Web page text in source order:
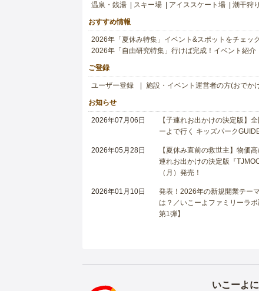
温泉・銭湯
スキー場 アイススケート場 潮干狩り
おすすめ情報
2026年「夏休み特集」イベント&スポットをチェック
2026年「自由研究特集」行けば完成！イベント紹介
ご登録
ユーザー登録 施設・イベント運営者の方(おでか
お知らせ
2026年07月06日
【子連れお出かけの決定版】
ーよで行く キッズパーク
2026年05月28日
【夏休み直前の救世主】物価
連れお出かけの決定版『
（月）発売！
2026年01月10日
発表！2026年の新規開業テー
は？／いこーよファミリーラ
第1弾】
いこーよ